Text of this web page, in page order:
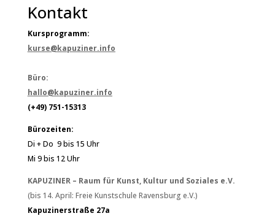
Kontakt
Kursprogramm:
kurse@kapuziner.info
Büro:
hallo@kapuziner.info
(+49) 751-15313
Bürozeiten:
Di + Do 9 bis 15 Uhr
Mi 9 bis 12 Uhr
KAPUZINER – Raum für Kunst, Kultur und Soziales e.V.
(bis 14. April: Freie Kunstschule Ravensburg e.V.)
Kapuzinerstraße 27a